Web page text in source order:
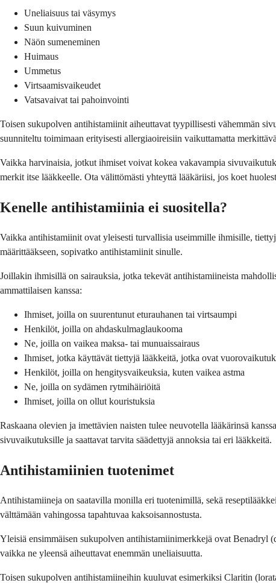
Uneliaisuus tai väsymys
Suun kuivuminen
Näön sumeneminen
Huimaus
Ummetus
Virtsaamisvaikeudet
Vatsavaivat tai pahoinvointi
Toisen sukupolven antihistamiinit aiheuttavat tyypillisesti vähemmän
suunniteltu toimimaan erityisesti allergiaoireisiin vaikuttamatta
Vaikka harvinaisia, jotkut ihmiset voivat kokea vakavampia
merkit itse lääkkeelle. Ota välittömästi yhteyttä lääkäriisi, jos koet
Kenelle antihistamiinia ei suositella?
Vaikka antihistamiinit ovat yleisesti turvallisia useimmille ihmisille,
määrittääkseen, sopivatko antihistamiinit sinulle.
Joillakin ihmisillä on sairauksia, jotka tekevät antihistamiineista
ammattilaisen kanssa:
Ihmiset, joilla on suurentunut eturauhanen tai virtsaumpi
Henkilöt, joilla on ahdaskulmaglaukooma
Ne, joilla on vaikea maksa- tai munuaissairaus
Ihmiset, jotka käyttävät tiettyjä lääkkeitä, jotka ovat
Henkilöt, joilla on hengitysvaikeuksia, kuten vaikea astma
Ne, joilla on sydämen rytmihäiriöitä
Ihmiset, joilla on ollut kouristuksia
Raskaana olevien ja imettävien naisten tulee neuvotella lääkärinsä
sivuvaikutuksille ja saattavat tarvita säädettyjä annoksia tai eri lääkkeitä.
Antihistamiinien tuotenimet
Antihistamiineja on saatavilla monilla eri tuotenimillä, sekä
välttämään vahingossa tapahtuvaa kaksoisannostusta.
Yleisiä ensimmäisen sukupolven antihistamiinimerkkejä ovat
vaikka ne yleensä aiheuttavat enemmän uneliaisuutta.
Toisen sukupolven antihistamiineihin kuuluvat esimerkiksi Claritin